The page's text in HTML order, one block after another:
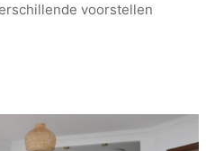
voorstellen